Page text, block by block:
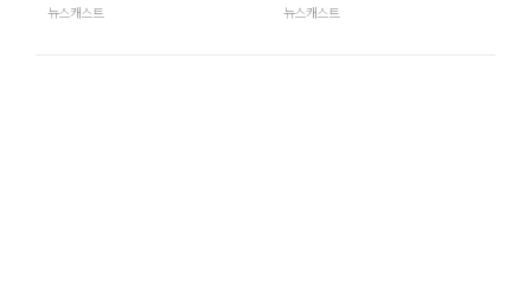
뉴스캐스트 뉴스캐스트